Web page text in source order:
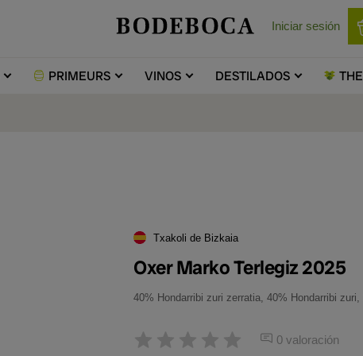
Iniciar sesión
PRIMEURS VINOS DESTILADOS THE
Txakoli de Bizkaia
Oxer Marko Terlegiz 2025
40% Hondarribi zuri zerratia, 40% Hondarribi
0 valoración